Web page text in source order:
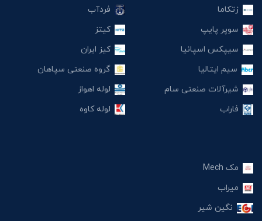
زتکاما
سوپر پایپ
سیپکس اسپانیا
سیم ایتالیا
شیرآلات صنعتی سام
فاراب
فردآب
کیتز
کیز ایران
گروه صنعتی سپاهان
لوله اهواز
لوله کاوه
مک Mech
میراب
نگین شیر